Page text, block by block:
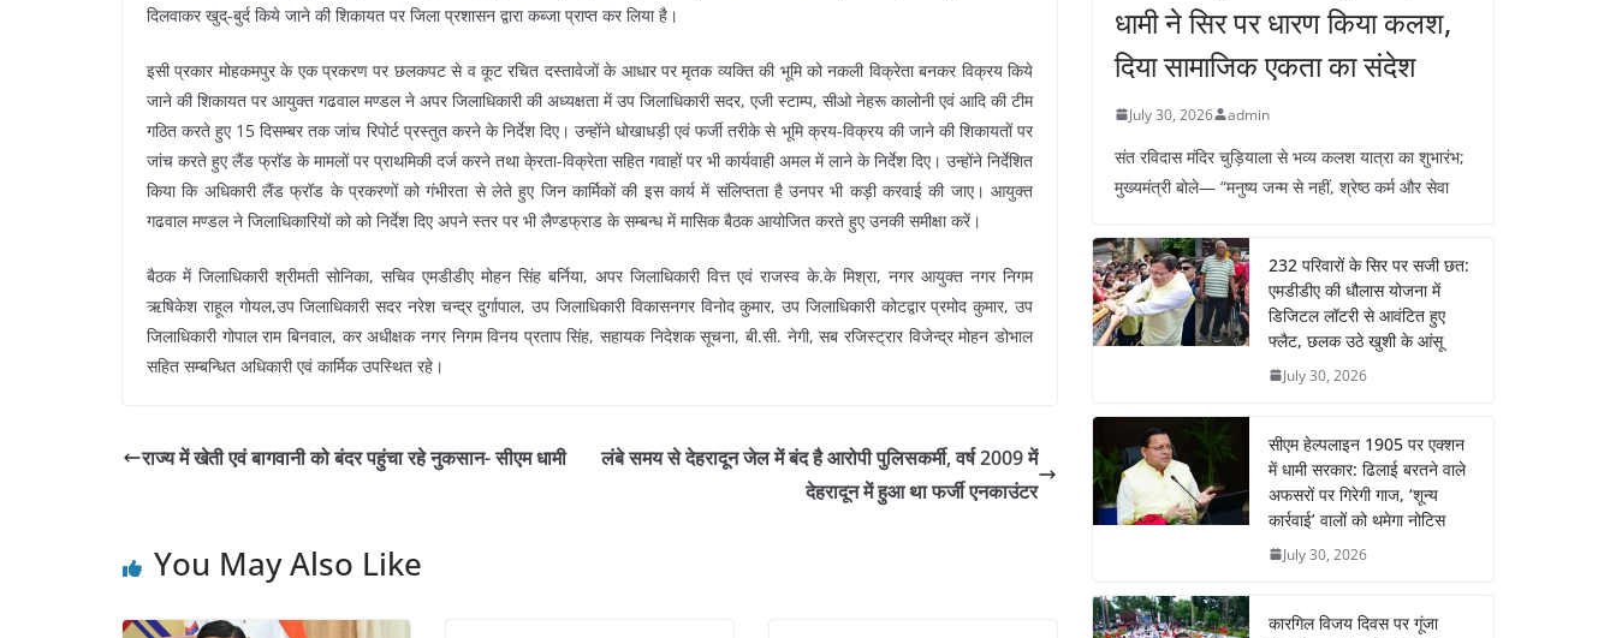
दिलवाकर खुद्-बुर्द किये जाने की शिकायत पर जिला प्रशासन द्वारा कब्जा प्राप्त कर लिया है।
इसी प्रकार मोहकमपुर के एक प्रकरण पर छलकपट से व कूट रचित दस्तावेजों के आधार पर मृतक व्यक्ति की भूमि को नकली विक्रेता बनकर विक्रय किये
जाने की शिकायत पर आयुक्त गढवाल मण्डल ने अपर जिलाधिकारी की अध्यक्षता में उप जिलाधिकारी सदर, एजी स्टाम्प, सीओ नेहरू कालोनी एवं आदि की टीम
गठित करते हुए 15 दिसम्बर तक जांच रिपोर्ट प्रस्तुत करने के निर्देश दिए। उन्होंने धोखाधड़ी एवं फर्जी तरीके से भूमि क्रय-विक्रय की जाने की शिकायतों पर
जांच करते हुए लैंड फ्रॉड के मामलों पर प्राथमिकी दर्ज करने तथा के्रता-विक्रेता सहित गवाहों पर भी कार्यवाही अमल में लाने के निर्देश दिए। उन्होंने निर्देशित
किया कि अधिकारी लैंड फ्रॉड के प्रकरणों को गंभीरता से लेते हुए जिन कार्मिकों की इस कार्य में संलिप्तता है उनपर भी कड़ी करवाई की जाए। आयुक्त
गढवाल मण्डल ने जिलाधिकारियों को को निर्देश दिए अपने स्तर पर भी लैण्डफ्राड के सम्बन्ध में मासिक बैठक आयोजित करते हुए उनकी समीक्षा करें।
बैठक में जिलाधिकारी श्रीमती सोनिका, सचिव एमडीडीए मोहन सिंह बर्निया, अपर जिलाधिकारी वित्त एवं राजस्व के.के मिश्रा, नगर आयुक्त नगर निगम
ऋषिकेश राहूल गोयल,उप जिलाधिकारी सदर नरेश चन्द्र दुर्गापाल, उप जिलाधिकारी विकासनगर विनोद कुमार, उप जिलाधिकारी कोटद्वार प्रमोद कुमार, उप
जिलाधिकारी गोपाल राम बिनवाल, कर अधीक्षक नगर निगम विनय प्रताप सिंह, सहायक निदेशक सूचना, बी.सी. नेगी, सब रजिस्ट्रार विजेन्द्र मोहन डोभाल
सहित सम्बन्धित अधिकारी एवं कार्मिक उपस्थित रहे।
राज्य में खेती एवं बागवानी को बंदर पहुंचा रहे नुकसान- सीएम धामी
लंबे समय से देहरादून जेल में बंद है आरोपी पुलिसकर्मी, वर्ष 2009 में
देहरादून में हुआ था फर्जी एनकाउंटर
You May Also Like
धामी ने सिर पर धारण किया कलश,
दिया सामाजिक एकता का संदेश
July 30, 2026 admin
संत रविदास मंदिर चुड़ियाला से भव्य कलश यात्रा का शुभारंभ;
मुख्यमंत्री बोले— “मनुष्य जन्म से नहीं, श्रेष्ठ कर्म और सेवा
232 परिवारों के सिर पर सजी छत:
एमडीडीए की धौलास योजना में
डिजिटल लॉटरी से आवंटित हुए
फ्लैट, छलक उठे खुशी के आंसू
July 30, 2026
सीएम हेल्पलाइन 1905 पर एक्शन
में धामी सरकार: ढिलाई बरतने वाले
अफसरों पर गिरेगी गाज, ‘शून्य
कार्रवाई’ वालों को थमेगा नोटिस
July 30, 2026
कारगिल विजय दिवस पर गूंजा